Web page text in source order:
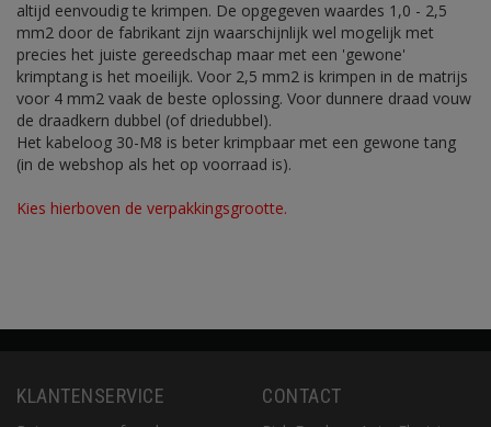
altijd eenvoudig te krimpen. De opgegeven waardes 1,0 - 2,5
mm2 door de fabrikant zijn waarschijnlijk wel mogelijk met
precies het juiste gereedschap maar met een 'gewone'
krimptang is het moeilijk. Voor 2,5 mm2 is krimpen in de matrijs
voor 4 mm2 vaak de beste oplossing. Voor dunnere draad vouw
de draadkern dubbel (of driedubbel).
Het kabeloog 30-M8 is beter krimpbaar met een gewone tang
(in de webshop als het op voorraad is).
Kies hierboven de verpakkingsgrootte.
KLANTENSERVICE CONTACT